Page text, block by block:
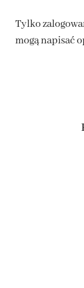
Tylko
mogą napisać